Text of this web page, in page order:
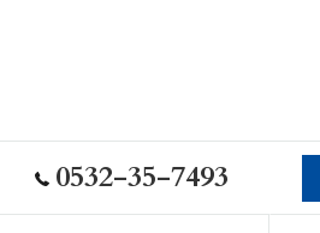
0532-35-7493